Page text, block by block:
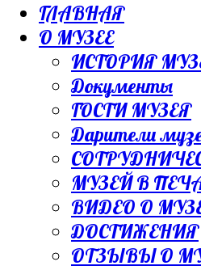
ГЛАВНАЯ
О МУЗЕЕ
ИСТОРИЯ
Документы
ГОСТИ МУЗЕЯ
Дарители
МУЗЕЙ В
ВИДЕО О
ДОСТИЖЕНИЯ
ОТЗЫВЫ О